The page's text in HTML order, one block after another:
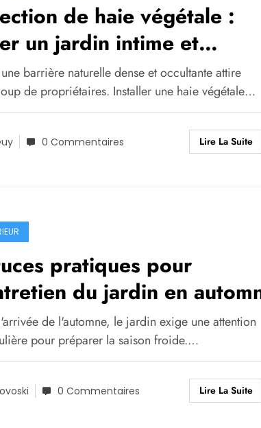
de haie végétale :
un jardin intime et
barrière naturelle dense et occultante attire
de propriétaires. Installer une haie végétale…
0 Commentaires Lire La Suite
pratiques pour
du jardin en
de l'automne, le jardin exige une attention
pour préparer la saison froide.…
0 Commentaires Lire La Suite